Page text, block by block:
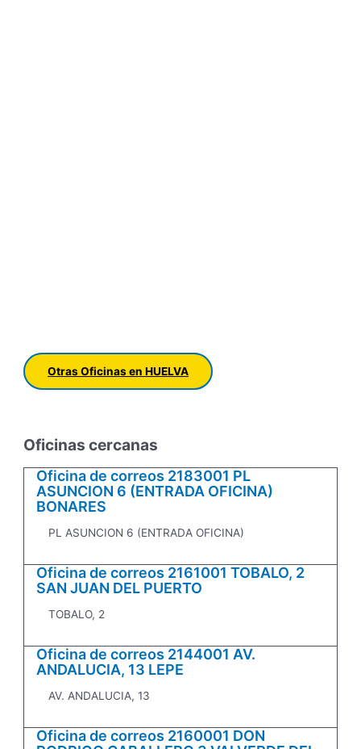
Otras Oficinas en HUELVA
Oficinas cercanas
Oficina de correos 2183001 PL
ASUNCION 6 (ENTRADA OFICINA)
BONARES
PL ASUNCION 6 (ENTRADA OFICINA)
Oficina de correos 2161001 TOBALO, 2
SAN JUAN DEL PUERTO
TOBALO, 2
Oficina de correos 2144001 AV.
ANDALUCIA, 13 LEPE
AV. ANDALUCIA, 13
Oficina de correos 2160001 DON